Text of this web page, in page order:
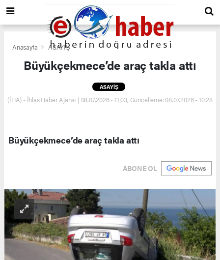
Anasayfa ASAYİŞ
Büyükçekmece’de araç takla attı
ASAYİŞ
(İHA) - İhlas Haber Ajansı | 08.07.2026 - 11:03, Güncelleme: 08.07.2026 - 10:28
Büyükçekmece’de araç takla attı
ABONE OL